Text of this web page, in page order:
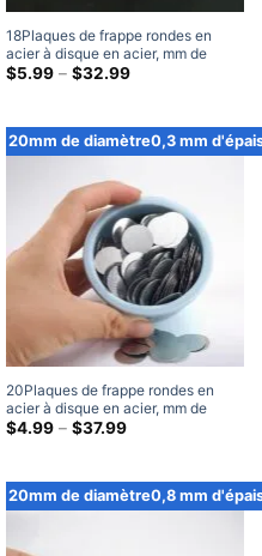
18Plaques de frappe rondes en
acier à disque en acier, mm de
diamètre x 0,3 mm d'épaisseur
$5.99 – $32.99Gamme
à
travers
20mm de diamètre0,3 mm
20Plaques de frappe rondes en
acier à disque en acier, mm de
diamètre x 0,3 mm d'épaisseur
$4.99 – $37.99Gamme
à
travers
20mm de diamètre0,8 mm